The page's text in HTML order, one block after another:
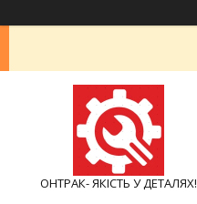
ОНТРАК- ЯКІСТЬ У ДЕТАЛЯХ!